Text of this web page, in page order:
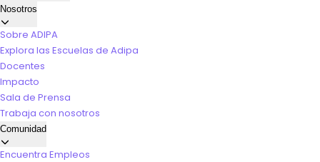
Nosotros
Sobre ADIPA
Explora las Escuelas de Adipa
Docentes
Impacto
Sala de Prensa
Trabaja con nosotros
Comunidad
Encuentra Empleos